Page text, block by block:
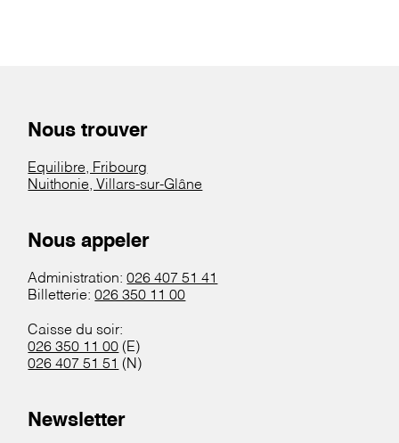
Nous trouver
Equilibre, Fribourg
Nuithonie, Villars-sur-Glâne
Nous appeler
Administration:026 407 51 41
Billetterie:026 350 11 00
Caisse du soir:
026 350 11 00 (E)
026 407 51 51 (N)
Newsletter